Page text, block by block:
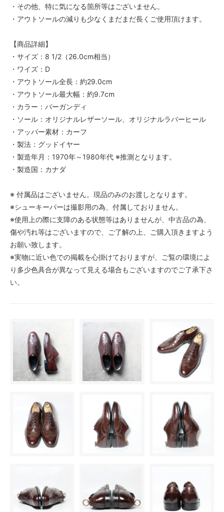
・その他、特に気になる箇所等はございません。
・アウトソールの減りも少なくまだまだ長くご使用頂けます。
【商品詳細】
・サイズ：8 1/2（26.0cm相当）
・ワイズ：D
・アウトソール全長：約29.0cm
・アウトソール最大幅：約9.7cm
・カラー：バーガンディ
・ソール：オリジナルレザーソール、オリジナルラバーヒール
・アッパー素材：カーフ
・製法：グッドイヤー
・製造年月：1970年～1980年代 ※推測となります。
・製造国：カナダ
※ 付属品はございません。現品のみのお渡しとなります。
※シューキーパーは撮影用の為、付属しておりません。
※使用上の際に支障のある状態等はありませんが、中古品の為、
傷や汚れ等はございますので、ご了解の上、ご購入頂きますよう
お願い致します。
※実物に近い色での掲載を心掛けておりますが、ご覧の環境によ
り多少色具合が異なって見える場合もございますのでご了承下さ
い。